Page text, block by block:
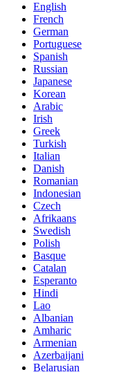
English
French
German
Portuguese
Spanish
Russian
Japanese
Korean
Arabic
Irish
Greek
Turkish
Italian
Danish
Romanian
Indonesian
Czech
Afrikaans
Swedish
Polish
Basque
Catalan
Esperanto
Hindi
Lao
Albanian
Amharic
Armenian
Azerbaijani
Belarusian